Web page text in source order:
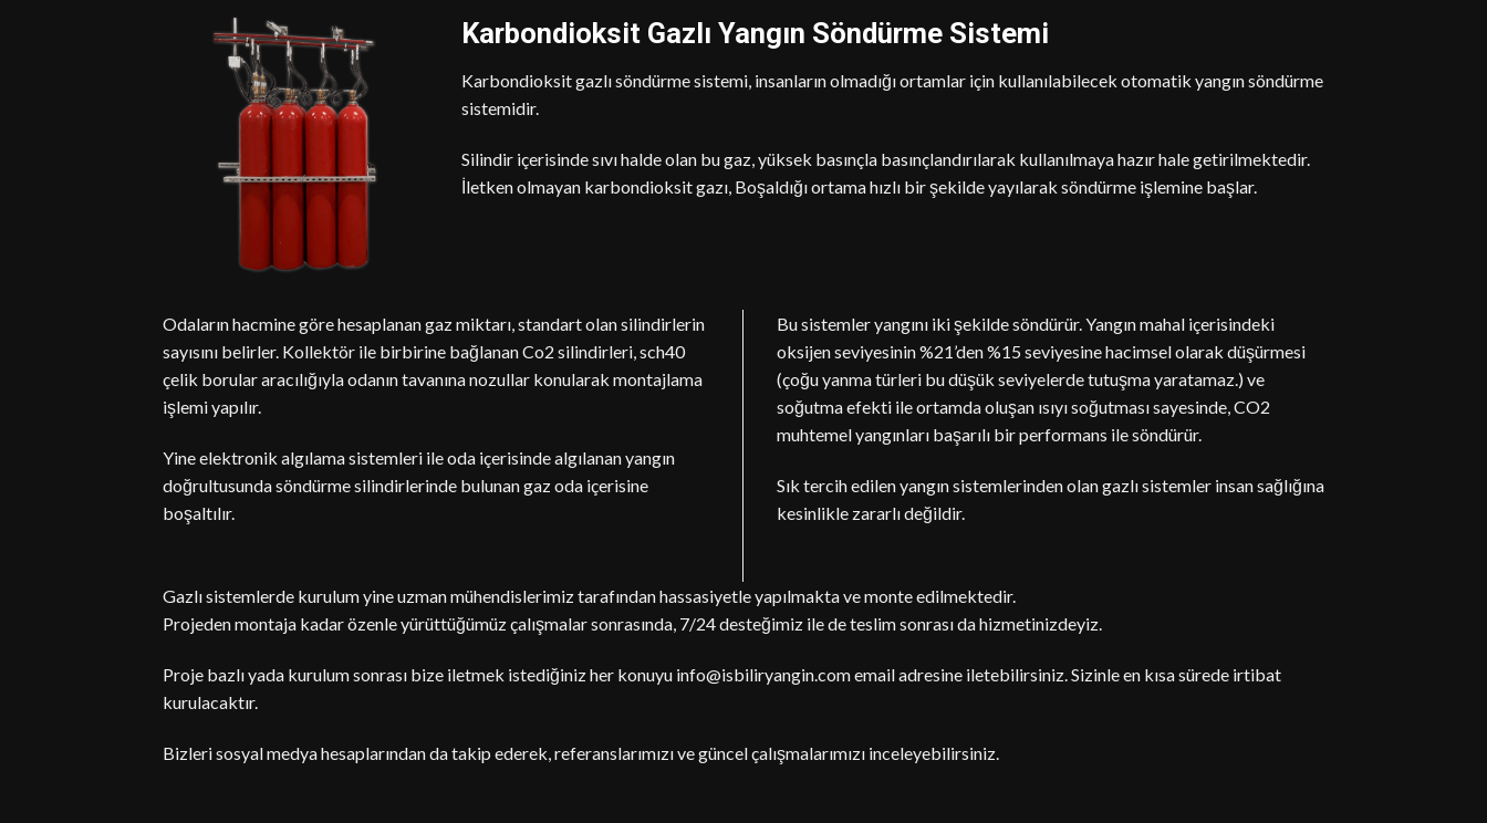
Karbondioksit Gazlı Yangın Söndürme Sistemi
Karbondioksit gazlı söndürme sistemi , insanların olmadığı ortamlar için kullanılabilecek otomatik yangın söndürme
sistemidir.
Silindir içerisinde sıvı halde olan bu gaz, yüksek basınçla basınçlandırılarak kullanılmaya hazır hale getirilmektedir.
İletken olmayan karbondioksit gazı, Boşaldığı ortama hızlı bir şekilde yayılarak söndürme işlemine başlar.
Odaların hacmine göre hesaplanan gaz miktarı, standart olan silindirlerin
sayısını belirler. Kollektör ile birbirine bağlanan Co2 silindirleri, sch40
çelik borular aracılığıyla odanın tavanına nozullar konularak montajlama
işlemi yapılır.
Yine elektronik algılama sistemleri ile oda içerisinde algılanan yangın
doğrultusunda söndürme silindirlerinde bulunan gaz oda içerisine
boşaltılır.
Bu sistemler yangını iki şekilde söndürür. Yangın mahal içerisindeki
oksijen seviyesinin %21’den %15 seviyesine hacimsel olarak düşürmesi
(çoğu yanma türleri bu düşük seviyelerde tutuşma yaratamaz.) ve
soğutma efekti ile ortamda oluşan ısıyı soğutması sayesinde, CO2
muhtemel yangınları başarılı bir performans ile söndürür.
Sık tercih edilen yangın sistemlerinden olan gazlı sistemler insan sağlığına
kesinlikle zararlı değildir.
Gazlı sistemlerde kurulum yine uzman mühendislerimiz tarafından hassasiyetle yapılmakta ve monte edilmektedir.
Projeden montaja kadar özenle yürüttüğümüz çalışmalar sonrasında, 7/24 desteğimiz ile de teslim sonrası da hizmetinizdeyiz.
Proje bazlı yada kurulum sonrası bize iletmek istediğiniz her konuyu info@isbiliryangin.comemail adresine iletebilirsiniz. Sizinle en kısa sürede irtibat
kurulacaktır.
Bizleri sosyal medya hesaplarından da takip ederek, referanslarımızı ve güncel çalışmalarımızı inceleyebilirsiniz.